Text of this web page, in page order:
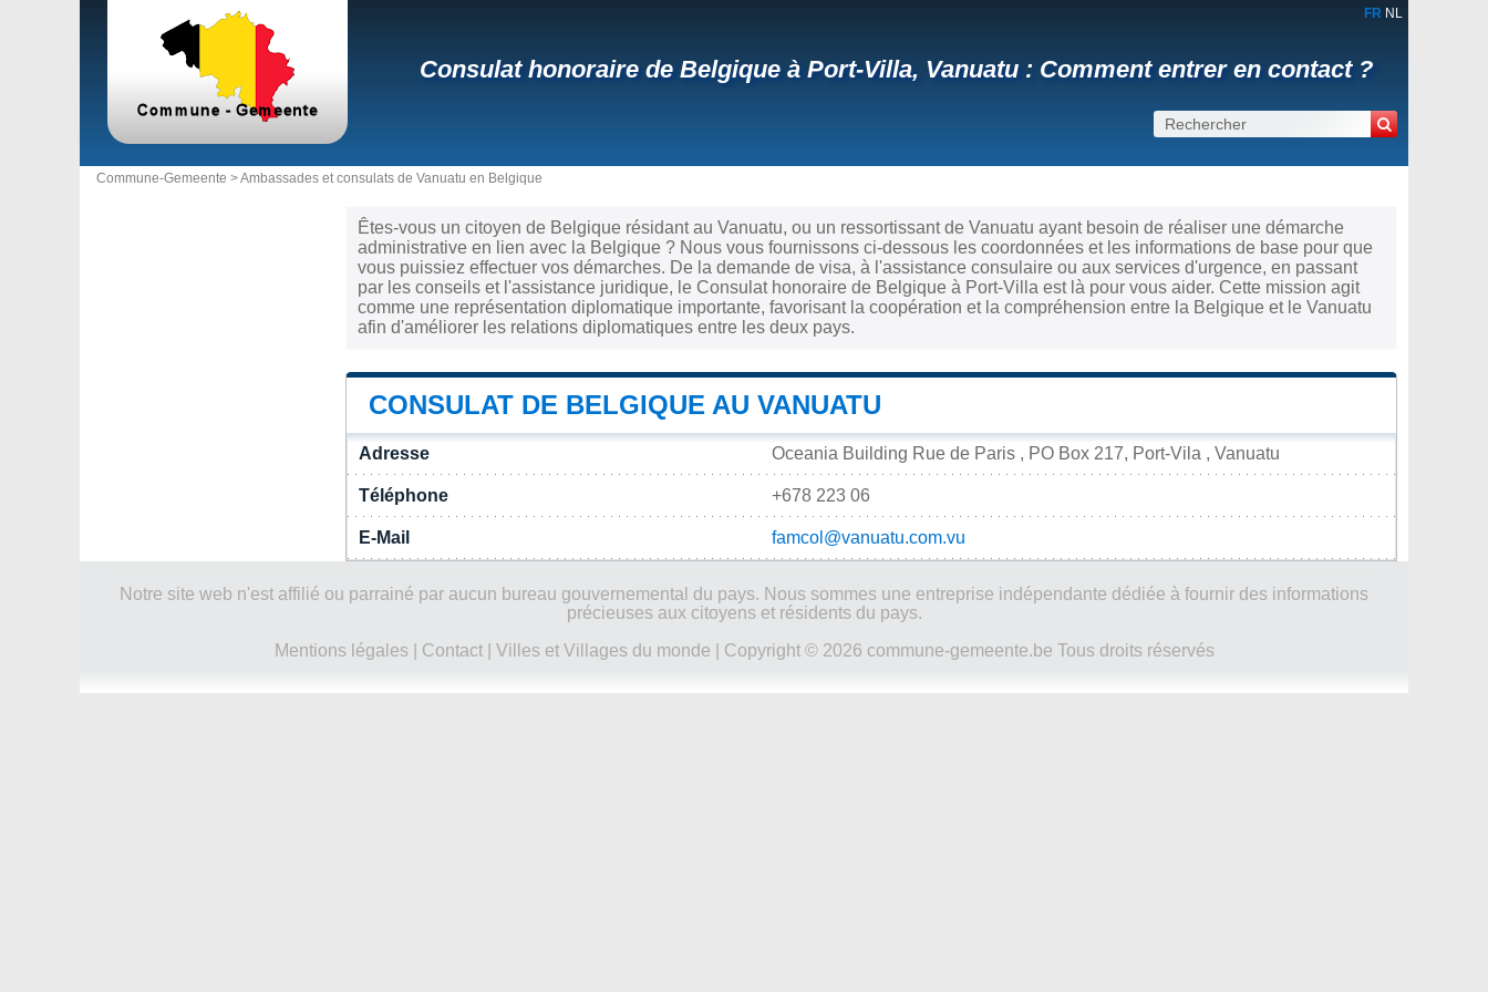
FR NL
Consulat honoraire de Belgique à Port-Villa, Vanuatu : Comment entrer en contact ?
Commune-Gemeente >Ambassades et consulats de Vanuatu en Belgique
Êtes-vous un citoyen de Belgique résidant au Vanuatu, ou un ressortissant de Vanuatu ayant besoin de réaliser une démarche
administrative en lien avec la Belgique ? Nous vous fournissons ci-dessous les coordonnées et les informations de base pour que
vous puissiez effectuer vos démarches. De la demande de visa, à l'assistance consulaire ou aux services d'urgence, en passant
par les conseils et l'assistance juridique, le Consulat honoraire de Belgique à Port-Villa est là pour vous aider. Cette mission agit
comme une représentation diplomatique importante, favorisant la coopération et la compréhension entre la Belgique et le Vanuatu
afin d'améliorer les relations diplomatiques entre les deux pays.
CONSULAT DE BELGIQUE AU VANUATU
Adresse Oceania Building Rue de Paris , PO Box 217, Port-Vila , Vanuatu
Téléphone +678 223 06
E-Mail famcol@vanuatu.com.vu
Notre site web n'est affilié ou parrainé par aucun bureau gouvernemental du pays. Nous sommes une entreprise indépendante dédiée à fournir des informations
précieuses aux citoyens et résidents du pays.
Mentions légales| Contact| Villes et Villages du monde | Copyright © 2026 commune-gemeente.be Tous droits réservés